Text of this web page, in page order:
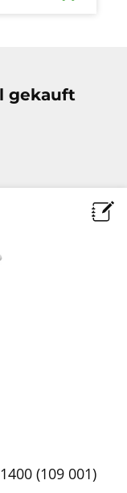
gekauft
(109 001)